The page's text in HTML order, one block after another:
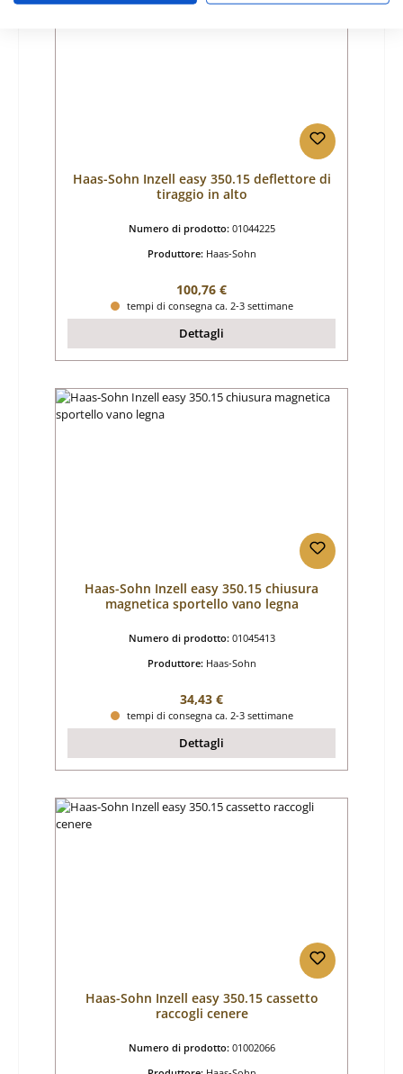
Haas-Sohn Inzell easy 350.15 deflettore di
tiraggio in alto
Numero di prodotto: 01044225
Produttore: Haas-Sohn
Prezzo normale:
100,76 €
tempi di consegna ca. 2-3 settimane
Dettagli
Haas-Sohn Inzell easy 350.15 chiusura
magnetica sportello vano legna
Numero di prodotto: 01045413
Produttore: Haas-Sohn
Prezzo normale:
34,43 €
tempi di consegna ca. 2-3 settimane
Dettagli
Haas-Sohn Inzell easy 350.15 cassetto
raccogli cenere
Numero di prodotto: 01002066